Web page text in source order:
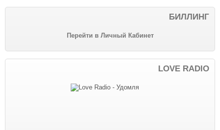
БИЛЛИНГ
Перейти в Личный Кабинет
LOVE RADIO